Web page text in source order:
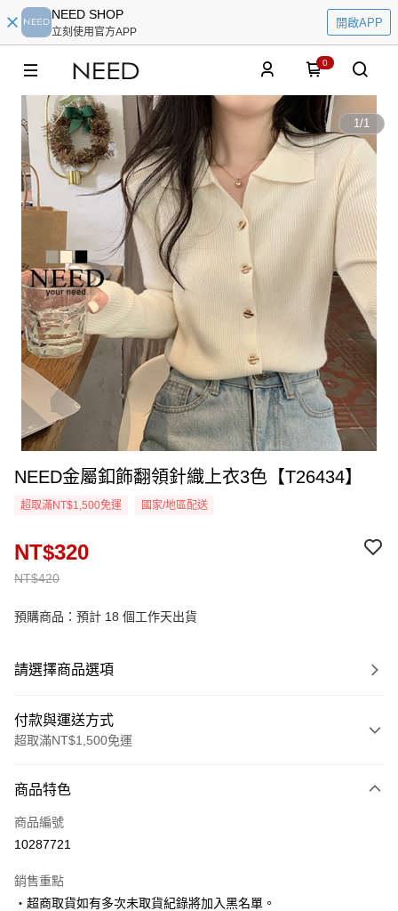
NEED SHOP
立刻使用官方APP
開啟APP
0
1/1
NEED金屬釦飾翻領針織上衣3色【T26434】
超取滿NT$1,500免運 國家/地區配送
NT$420
NT$320
預購商品：預計 18 個工作天出貨
請選擇商品選項
付款與運送方式
超取滿NT$1,500免運
信用卡一次付款
超商取貨付款
Apple Pay
商品特色
商品編號
10287721
銷售重點
‧超商取貨如有多次未取貨紀錄將加入黑名單。